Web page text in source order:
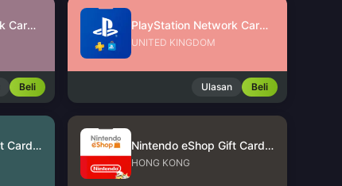
PlayStation Network Card (SG)
Beli
PlayStation Network Card (UK)
UNITED KINGDOM
Ulasan Beli
Nintendo eShop Gift Card (US) Nintendo eShop Gift Card (HK)
HONG KONG